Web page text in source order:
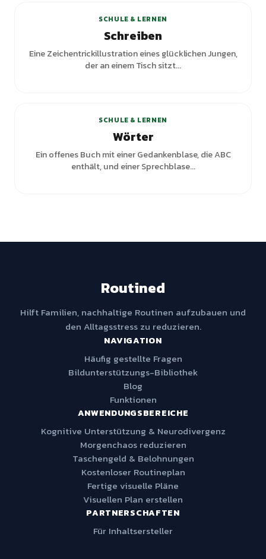
SCHULE & LERNEN
Schreiben
Eine Zeichentrickillustration eines glücklichen Jungen,
der an einem Tisch sitzt...
SCHULE & LERNEN
Wörter
Ein offenes Buch mit einer Gedankenblase, die ABC
enthält, und einer Sprechblase...
Routined
Hilft Familien, nachhaltige Routinen aufzubauen und
den Alltagsstress zu reduzieren.
NAVIGATION
Häufig gestellte Fragen
Bildunterstützungs-Bibliothek
Blog
Funktionen
ANWENDUNGSBEREICHE
Kognitive Unterstützung & Neurodivergenz
Morgenchaos reduzieren
Taschengeld & Belohnungen
Kostenloser Routineplan
Fertige visuelle Pläne
Visuellen Plan erstellen
PARTNERSCHAFTEN
Für Inhaltsersteller